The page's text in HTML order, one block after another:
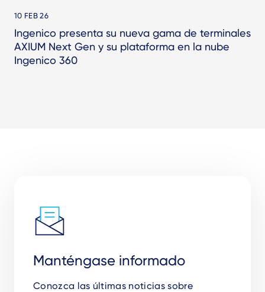
10 FEB 26
Ingenico presenta su nueva gama de terminales
AXIUM Next Gen y su plataforma en la nube
Ingenico 360
Manténgase informado
Conozca las últimas noticias sobre